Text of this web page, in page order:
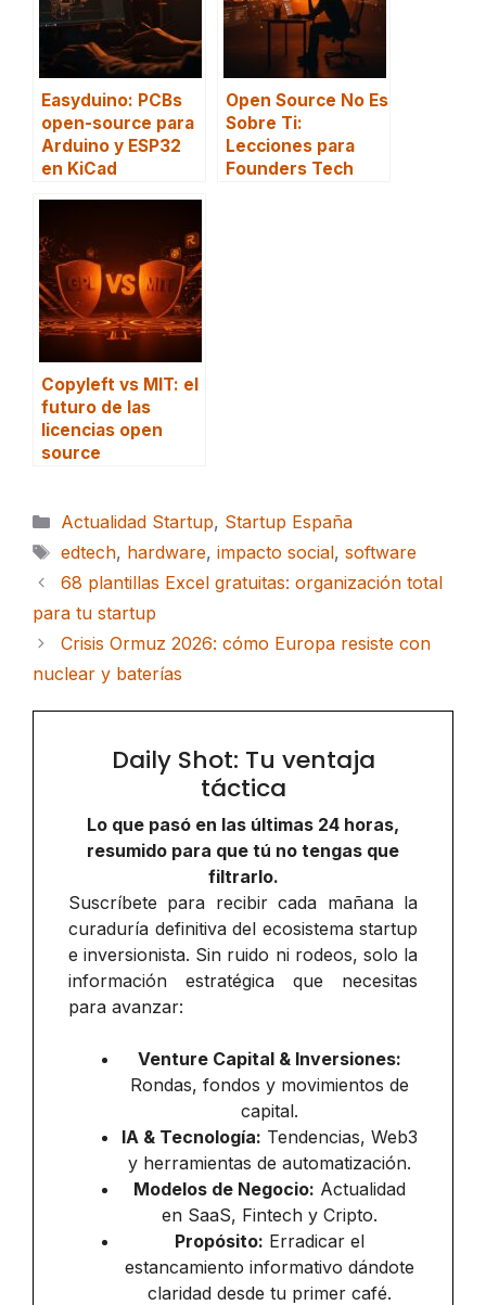
Easyduino: PCBs
open-source para
Arduino y ESP32
en KiCad
Open Source No Es
Sobre Ti:
Lecciones para
Founders Tech
Copyleft vs MIT: el
futuro de las
licencias open
source
Categorías
Actualidad Startup, Startup España
Etiquetas
edtech, hardware, impacto social, software
68 plantillas Excel gratuitas: organización total
para tu startup
Crisis Ormuz 2026: cómo Europa resiste con
nuclear y baterías
Daily Shot: Tu ventaja
táctica
Lo que pasó en las últimas 24 horas,
resumido para que tú no tengas que
filtrarlo.
Suscríbete para recibir cada mañana la
curaduría definitiva del ecosistema startup
e inversionista. Sin ruido ni rodeos, solo la
información estratégica que necesitas
para avanzar:
Venture Capital & Inversiones:
Rondas, fondos y movimientos de
capital.
IA & Tecnología: Tendencias, Web3
y herramientas de automatización.
Modelos de Negocio: Actualidad
en SaaS, Fintech y Cripto.
Propósito: Erradicar el
estancamiento informativo dándote
claridad desde tu primer café.